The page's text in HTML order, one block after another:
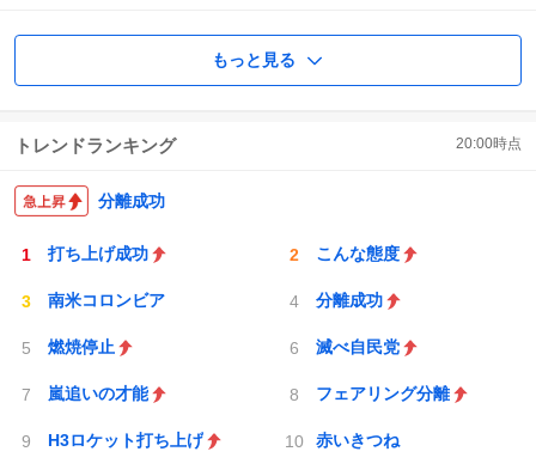
もっと見る
トレンドランキング 20:00時点
分離成功
打ち上げ成功 こんな態度
南米コロンビア 分離成功
燃焼停止 滅べ自民党
嵐追いの才能 フェアリング分離
H3ロケット打ち上げ 赤いきつね